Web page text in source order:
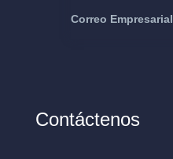
Correo Empresarial
Contáctenos